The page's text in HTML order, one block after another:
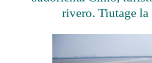
rivero. Tiutage